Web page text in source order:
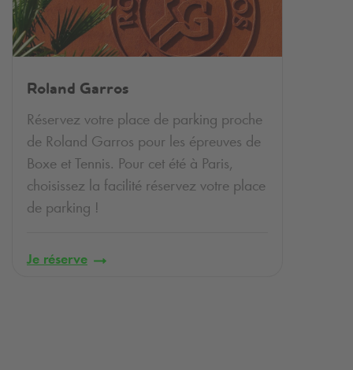
Roland Garros
Réservez votre place de parking proche
de Roland Garros pour les épreuves de
Boxe et Tennis. Pour cet été à Paris,
choisissez la facilité réservez votre place
de parking !
Je réserve